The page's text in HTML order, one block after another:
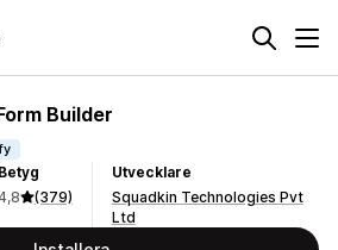
Builder
Betyg
(379)
Utvecklare
Squadkin Technologies Pvt
Ltd